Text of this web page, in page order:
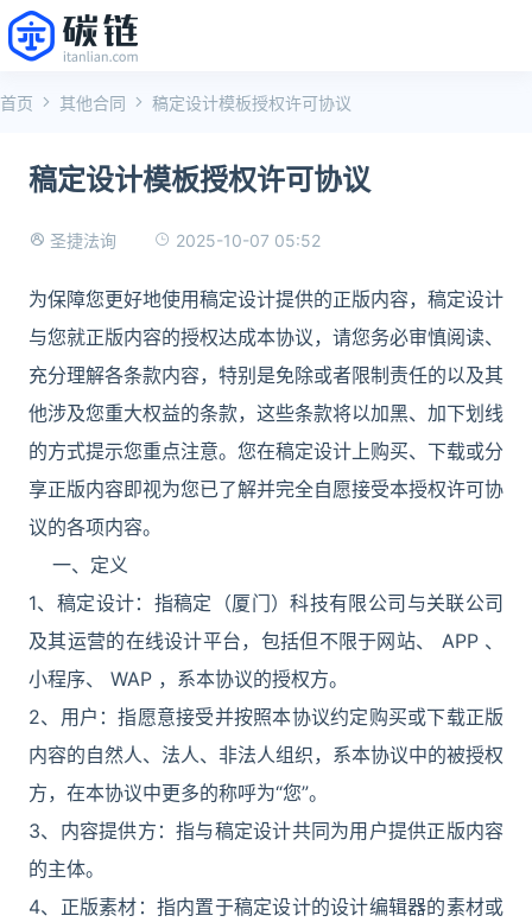
首页 其他合同 稿定设计模板授权许可协议
稿定设计模板授权许可协议
圣捷法询 2025-10-07 05:52
为保障您更好地使用稿定设计提供的正版内容，稿定设计
与您就正版内容的授权达成本协议，请您务必审慎阅读、
充分理解各条款内容，特别是免除或者限制责任的以及其
他涉及您重大权益的条款，这些条款将以加黑、加下划线
的方式提示您重点注意。您在稿定设计上购买、下载或分
享正版内容即视为您已了解并完全自愿接受本授权许可协
议的各项内容。
一、定义
1、稿定设计：指稿定（厦门）科技有限公司与关联公司
及其运营的在线设计平台，包括但不限于网站、 APP 、
小程序、 WAP ，系本协议的授权方。
2、用户：指愿意接受并按照本协议约定购买或下载正版
内容的自然人、法人、非法人组织，系本协议中的被授权
方，在本协议中更多的称呼为“您”。
3、内容提供方：指与稿定设计共同为用户提供正版内容
的主体。
4、正版素材：指内置于稿定设计的设计编辑器的素材或